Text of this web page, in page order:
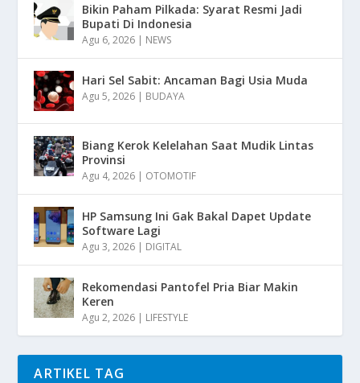
Bikin Paham Pilkada: Syarat Resmi Jadi
Bupati Di Indonesia
Agu 6, 2026 | NEWS
Hari Sel Sabit: Ancaman Bagi Usia Muda
Agu 5, 2026 | BUDAYA
Biang Kerok Kelelahan Saat Mudik Lintas
Provinsi
Agu 4, 2026 | OTOMOTIF
HP Samsung Ini Gak Bakal Dapet Update
Software Lagi
Agu 3, 2026 | DIGITAL
Rekomendasi Pantofel Pria Biar Makin
Keren
Agu 2, 2026 | LIFESTYLE
ARTIKEL TAG